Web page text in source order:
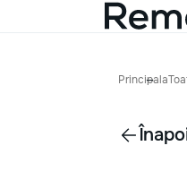
Principala